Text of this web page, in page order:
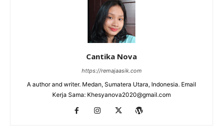
Cantika Nova
https://remajaasik.com
A author and writer. Medan, Sumatera Utara, Indonesia. Email
Kerja Sama: Khesyanova2020@gmail.com